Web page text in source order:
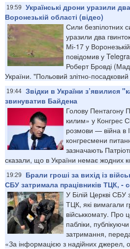
19:59
Українські дрони уразили
Воронезькій області (відео)
Сили безпілотних
уразили два
Мі-17 у
повідомив у
Роберт Бровді
України. "Польовий злітно-
19:44 Звідки в України з’явилися
звинуватив Байдена
Голову Пентагону
килим» у Конгрес
розмови — війна в
конгресмени
зазначають
сказали, що в України немає жодних
19:29
Брали гроші за вихід із
СБУ затримала працівників ТЦК, -
У Білій Церкві СБУ
ТЦК, які вимагали
військкомату. Про
пабліки,
затримання,
«За інформацією з надійних джерел,